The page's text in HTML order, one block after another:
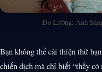
Đo Lường: Ánh
Bạn không thể cải thiện thứ
chiến dịch mà chỉ biết “thấy